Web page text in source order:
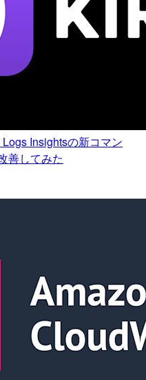
Insightsの新コマン
善してみた